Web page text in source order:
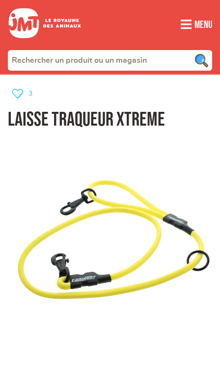
Menu
Laisse traqueur XTREME
3